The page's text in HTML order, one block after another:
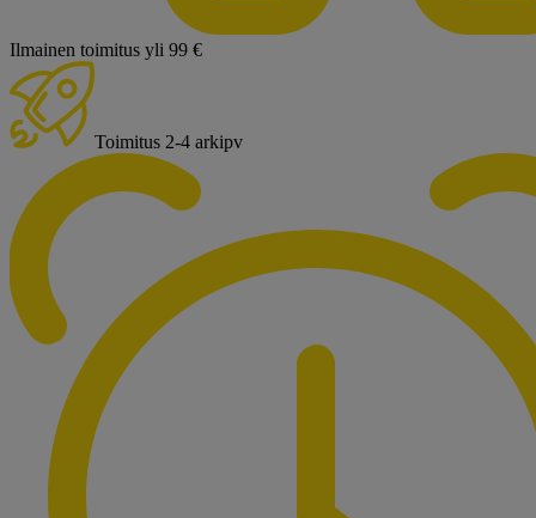
Ilmainen toimitus yli 99 €
Toimitus 2-4 arkipv